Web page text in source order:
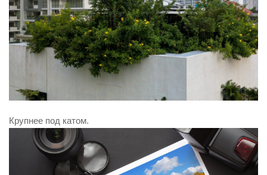
Крупнее под катом.